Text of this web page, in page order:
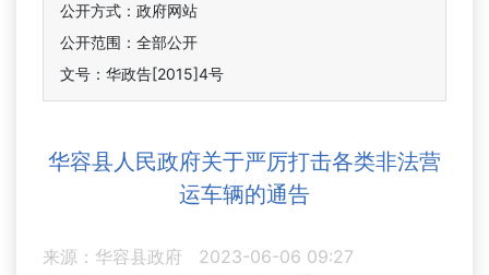
公开方式：政府网站
公开范围：全部公开
文号：华政告[2015]4号
华容县人民政府关于严厉打击各类非法营
运车辆的通告
来源：华容县政府
2023-06-06 09:27